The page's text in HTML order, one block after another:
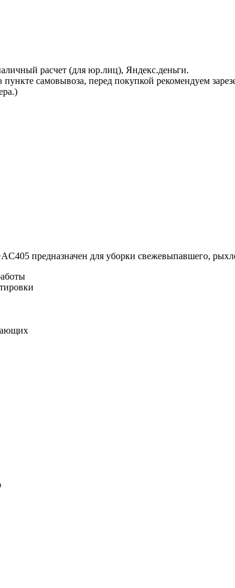
расчет (для юр.лиц), Яндекс.деньги.
самовывоза, перед покупкой рекомендуем
предназначен для уборки свежевыпавшего,